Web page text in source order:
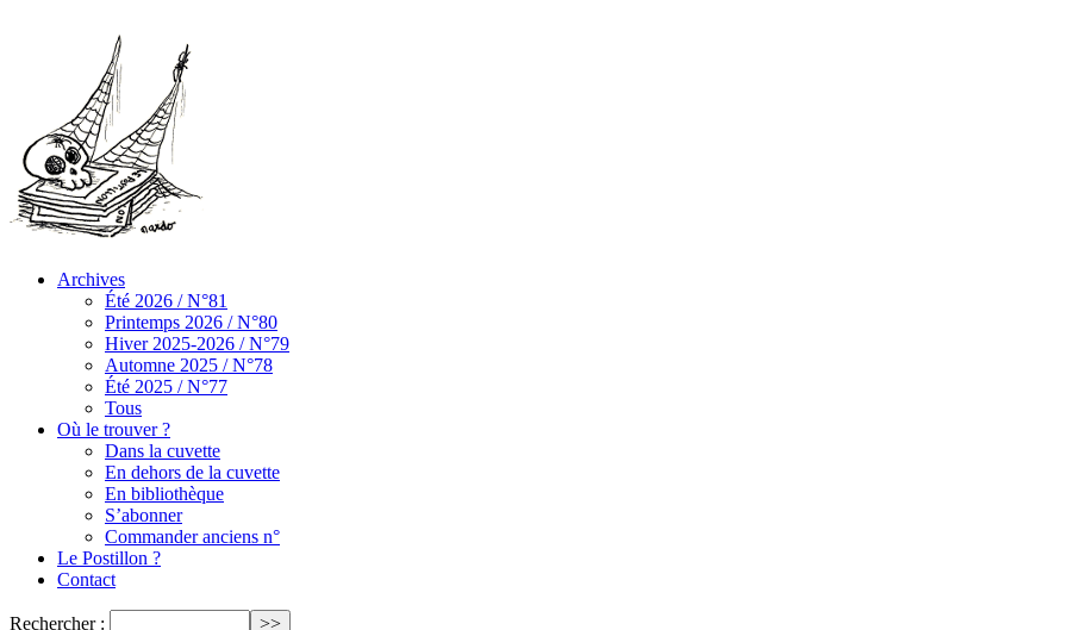
Archives
Été 2026 / N°81
Printemps 2026 / N°80
Hiver 2025-2026 / N°79
Automne 2025 / N°78
Été 2025 / N°77
Tous
Où le trouver ?
Dans la cuvette
En dehors de la cuvette
En bibliothèque
S’abonner
Commander anciens n°
Le Postillon ?
Contact
Rechercher :